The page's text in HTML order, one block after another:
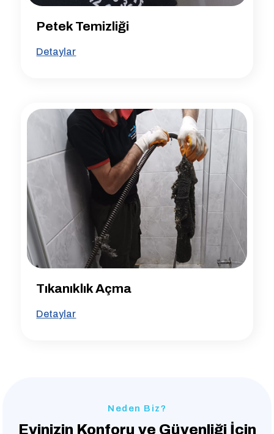
Petek Temizliği
Detaylar
Tıkanıklık Açma
Detaylar
Neden Biz?
Evinizin Konforu ve Güvenliği İçin